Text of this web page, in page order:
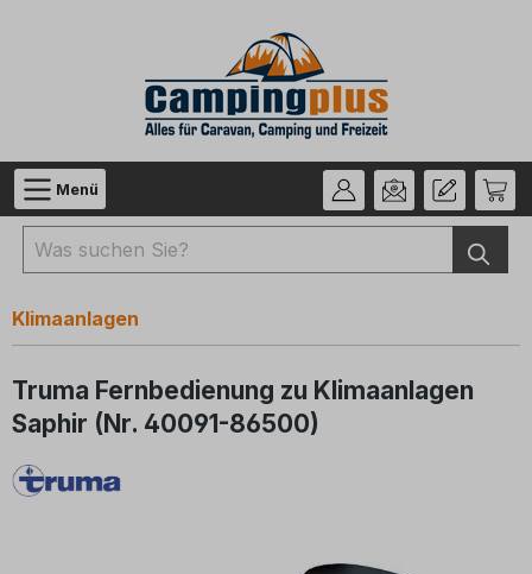
Zum Hauptinhalt springen
Menü
Klimaanlagen
Truma Fernbedienung zu Klimaanlagen
Saphir (Nr. 40091-86500)